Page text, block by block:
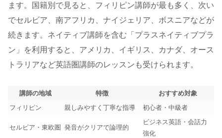
ます。国籍別で見ると、フィリピン講師が最も多く、次い
でセルビア、南アフリカ、ナイジェリア、ボスニアなどが
続きます。ネイティブ講師を含む「プラスネイティブプラ
ン」を利用すると、アメリカ、イギリス、カナダ、オース
トラリアなど英語圏講師のレッスンも受けられます。
講師の地域 特徴
おすすめ対象
フィリピン
親しみやすく丁寧な指導 初心者・中級者
セルビア・東欧圏 発音がクリアで論理的
ビジネス英語・会話力
強化